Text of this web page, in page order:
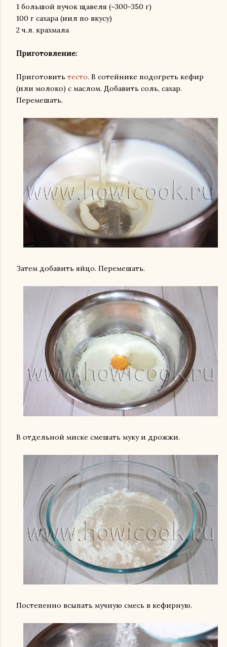
1 большой пучок щавеля (~300-350 г)
100 г сахара (иил по вкусу)
2 ч.л. крахмала
Приготовление:
Приготовить тесто. В сотейнике подогреть кефир
(или молоко) с маслом. Добавить соль, сахар.
Перемешать.
Затем добавить яйцо. Перемешать.
В отдельной миске смешать муку и дрожжи.
Постепенно всыпать мучную смесь в кефирную.